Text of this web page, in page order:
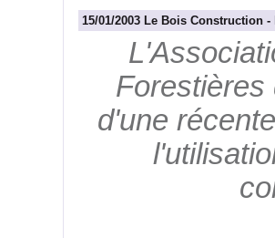
15/01/2003 Le Bois Construction
Forestières
d'une